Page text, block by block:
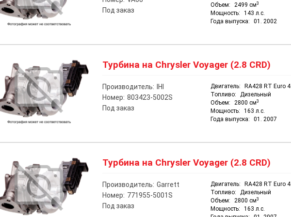
Под заказ
Объем: 2499 см3
Мощность:
143 л.с.
Года выпуска:
01. 2002
Турбина на Chrysler Voyager (2.8 CRD)
Производитель:
IHI
Номер: 803423-5002S
Под заказ
Двигатель:
RA428 RT Euro 4
Топливо:
Дизельный
Объем:
2800 см3
Мощность:
163 л.с.
Года выпуска:
01. 2007
Турбина на Chrysler Voyager (2.8 CRD)
Производитель: Garrett
Номер: 771955-5001S
Под заказ
Двигатель:
RA428 RT Euro 4
Топливо:
Дизельный
Объем:
2800 см3
Мощность:
163 л.с.